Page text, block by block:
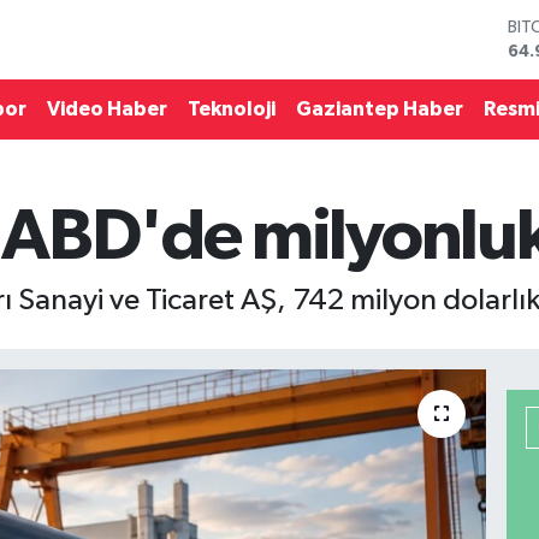
Video Haber Teknoloji Gaziantep Haber
Sanayi ve Ticaret AŞ, 742 milyon